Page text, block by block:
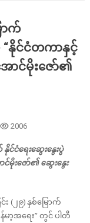
ာက်
နိုင်ငံတကာနှင့်
ောင်မိုးဇော်၏
2006
ငံရေးဆွေးနွေးပွဲ
င်မိုးဇော်၏ ဆွေးနွေး
(၂၉) နှစ်မြောက်
မာ့အရေး” တွင် ပါတီ